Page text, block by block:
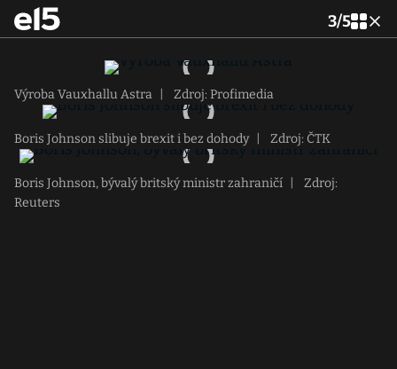
3/5
Výroba Vauxhallu Astra Zdroj: Profimedia
Boris Johnson slibuje brexit i bez dohody Zdroj: ČTK
Boris Johnson, bývalý britský ministr zahraničí
Zdroj:
Reuters